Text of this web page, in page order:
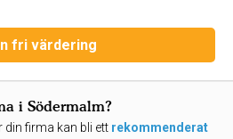
fri värdering
i Södermalm?
din firma kan bli ett rekommenderat